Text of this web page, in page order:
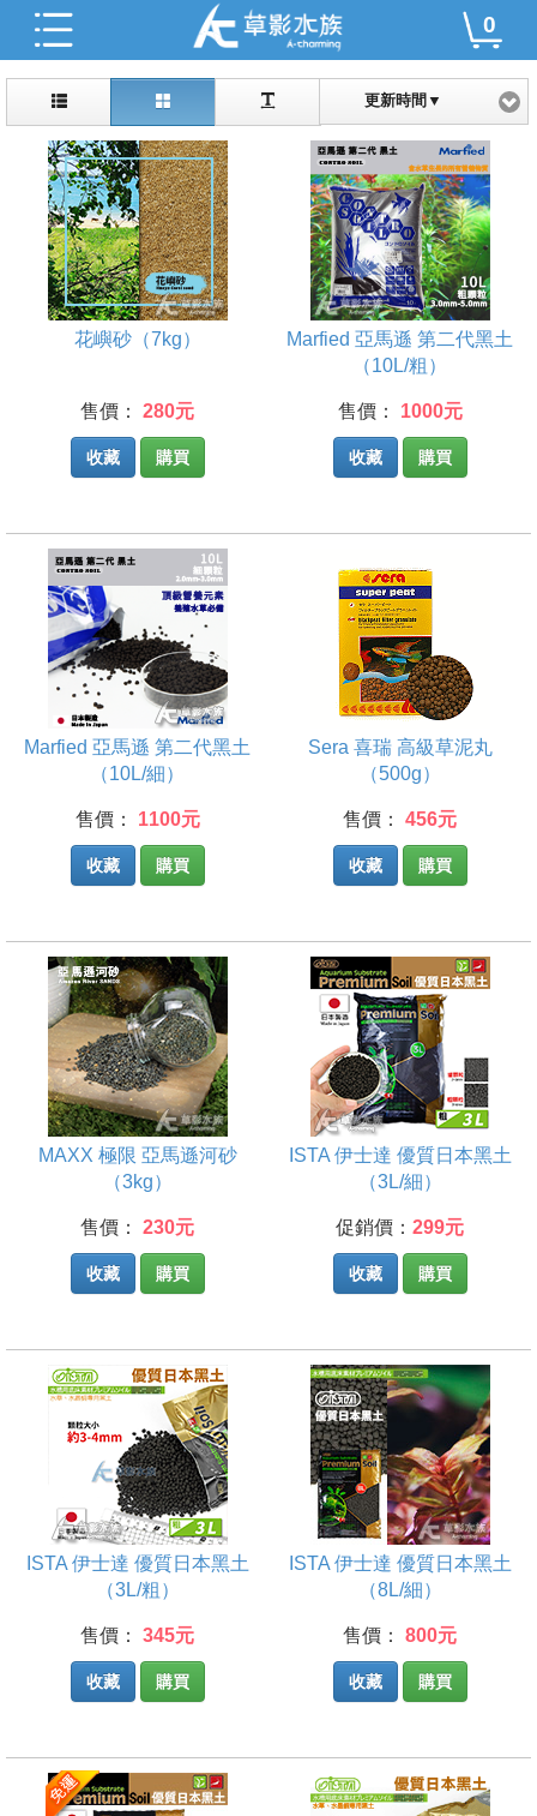
0
更新時間▼
花嶼砂（7kg）
售價： 280元
收藏 購買
Marfied 亞馬遜 第二代黑土
（10L/粗）
售價： 1000元
收藏 購買
Marfied 亞馬遜 第二代黑土
（10L/細）
售價： 1100元
收藏 購買
Sera 喜瑞 高級草泥丸
（500g）
售價： 456元
收藏 購買
MAXX 極限 亞馬遜河砂
（3kg）
售價： 230元
收藏 購買
ISTA 伊士達 優質日本黑土
（3L/細）
促銷價： 299元
收藏 購買
ISTA 伊士達 優質日本黑土
（3L/粗）
售價： 345元
收藏 購買
ISTA 伊士達 優質日本黑土
（8L/細）
售價： 800元
收藏 購買